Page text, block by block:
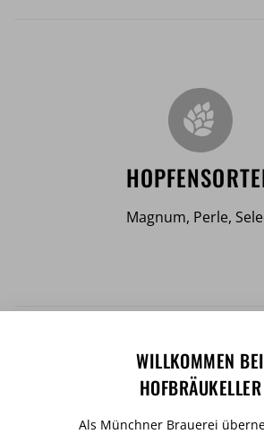
WILLKOMMEN BEI
HOFBRÄUKELLER
Als Münchner Brauerei
Magnum, Perle,